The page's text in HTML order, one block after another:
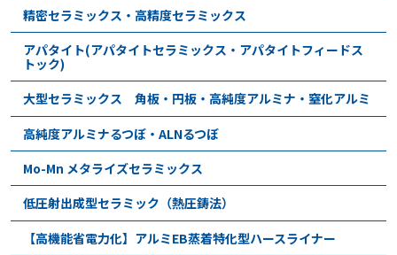
精密セラミックス・高精度セラミックス
アパタイト(アパタイトセラミックス・アパタイトフィードス
トック)
大型セラミックス 角板・円板・高純度アルミナ・窒化アルミ
高純度アルミナるつぼ・ALNるつぼ
Mo-Mn メタライズセラミックス
低圧射出成型セラミック（熱圧鋳法）
【高機能省電力化】アルミEB蒸着特化型ハースライナー